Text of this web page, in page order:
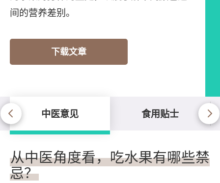
间的营养差别。
下载文章
中医意见 食用贴士
中医意见
从中医角度看，吃水果有哪些禁
忌？